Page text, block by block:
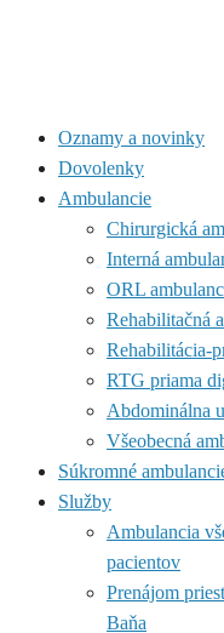
Oznamy a novinky
Dovolenky
Ambulancie
Chirurgická
Interná
ORL
Rehabilitačná
Rehabilitácia-
RTG priama
Abdominálna
Všeobecná
Súkromné
Služby
Ambulancia
pacientov
Prenájom
Baňa